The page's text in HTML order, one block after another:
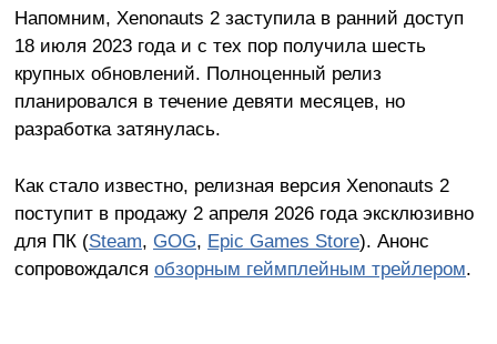
Напомним, Xenonauts 2 заступила в ранний доступ
18 июля 2023 года и с тех пор получила шесть
крупных обновлений. Полноценный релиз
планировался в течение девяти месяцев, но
разработка затянулась.
Как стало известно, релизная версия Xenonauts 2
поступит в продажу 2 апреля 2026 года эксклюзивно
для ПК (Steam, GOG, Epic Games Store). Анонс
сопровождался обзорным геймплейным трейлером.